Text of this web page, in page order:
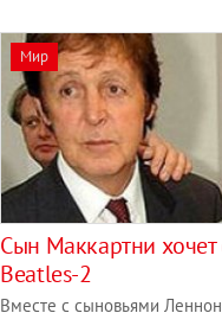
Мир
Сын Маккартни хочет
Beatles-2
Вместе с сыновьями